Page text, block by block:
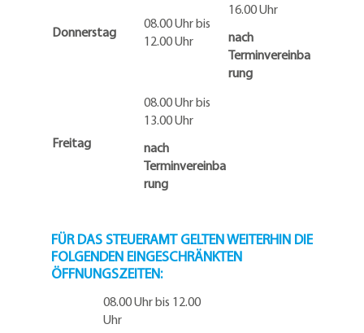
Donnerstag
08.00 Uhr bis
12.00 Uhr
16.00 Uhr
nach
Terminvereinba
rung
Freitag
08.00 Uhr bis
13.00 Uhr
nach
Terminvereinba
rung
FÜR DAS STEUERAMT GELTEN WEITERHIN DIE
FOLGENDEN EINGESCHRÄNKTEN
ÖFFNUNGSZEITEN:
08.00 Uhr bis 12.00
Uhr